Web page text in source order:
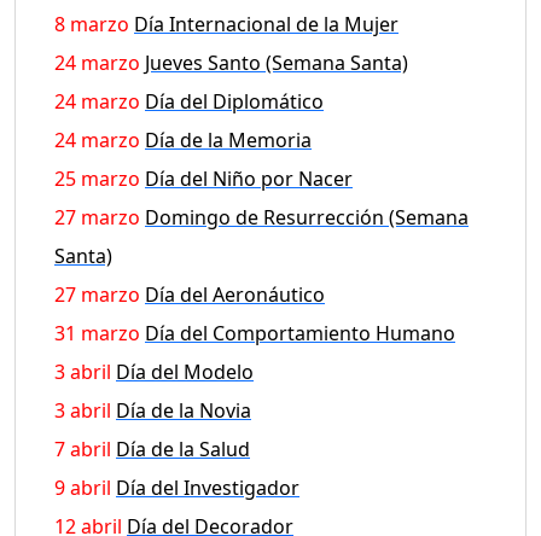
8 marzo Día Internacional de la Mujer
24 marzo Jueves Santo (Semana Santa)
24 marzo Día del Diplomático
24 marzo Día de la Memoria
25 marzo Día del Niño por Nacer
27 marzo Domingo de Resurrección (Semana
Santa)
27 marzo Día del Aeronáutico
31 marzo Día del Comportamiento Humano
3 abril Día del Modelo
3 abril Día de la Novia
7 abril Día de la Salud
9 abril Día del Investigador
12 abril Día del Decorador